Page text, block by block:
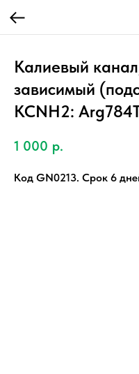
Калиевый
зависимый
KCNH2:
1 000 р.
Код GN0213. Срок 6